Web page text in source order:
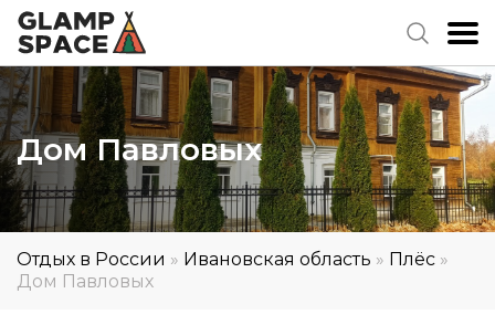
Дом Павловых
Отдых в России » Ивановская область » Плёс »
Дом Павловых